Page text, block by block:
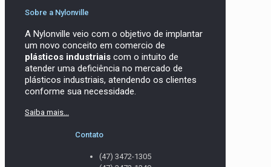
Sobre a Nylonville
A Nylonville veio com o objetivo de implantar
um novo conceito em comercio de
plásticos industriais com o intuito de
atender uma deficiência no mercado de
plásticos industriais, atendendo os clientes
conforme sua necessidade.
Saiba mais...
Contato
(47) 3472-1305